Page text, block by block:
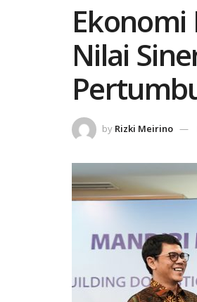
Ekonomi
Nilai
by Rizki Meirino